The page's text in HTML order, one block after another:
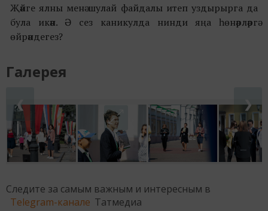
Җәйге ялны менә шулай файдалы итеп уздырырга да
була икән. Ә сез каникулда нинди яңа һөнәрләргә
өйрәндегез?
Галерея
❮ ❯
Следите за самым важным и интересным в
Telegram-канале Татмедиа